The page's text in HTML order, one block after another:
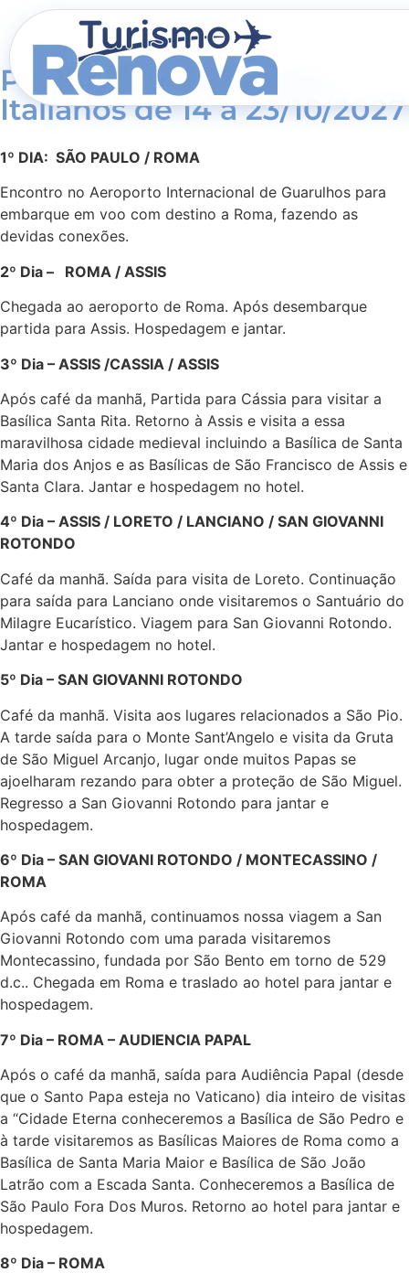
Pe. Joao Renan - Sant.
Italianos de 14 a 23/10/2027
1º DIA: SÃO PAULO / ROMA
Encontro no Aeroporto Internacional de Guarulhos para
embarque em voo com destino a Roma, fazendo as
devidas conexões.
2º Dia – ROMA / ASSIS
Chegada ao aeroporto de Roma. Após desembarque
partida para Assis. Hospedagem e jantar.
3º Dia – ASSIS /CASSIA / ASSIS
Após café da manhã, Partida para Cássia para visitar a
Basílica Santa Rita. Retorno à Assis e visita a essa
maravilhosa cidade medieval incluindo a Basílica de Santa
Maria dos Anjos e as Basílicas de São Francisco de Assis e
Santa Clara. Jantar e hospedagem no hotel.
4º Dia – ASSIS / LORETO / LANCIANO / SAN GIOVANNI
ROTONDO
Café da manhã. Saída para visita de Loreto. Continuação
para saída para Lanciano onde visitaremos o Santuário do
Milagre Eucarístico. Viagem para San Giovanni Rotondo.
Jantar e hospedagem no hotel.
5º Dia – SAN GIOVANNI ROTONDO
Café da manhã. Visita aos lugares relacionados a São Pio.
A tarde saída para o Monte Sant’Angelo e visita da Gruta
de São Miguel Arcanjo, lugar onde muitos Papas se
ajoelharam rezando para obter a proteção de São Miguel.
Regresso a San Giovanni Rotondo para jantar e
hospedagem.
6º Dia – SAN GIOVANI ROTONDO / MONTECASSINO /
ROMA
Após café da manhã, continuamos nossa viagem a San
Giovanni Rotondo com uma parada visitaremos
Montecassino, fundada por São Bento em torno de 529
d.c.. Chegada em Roma e traslado ao hotel para jantar e
hospedagem.
7º Dia – ROMA – AUDIENCIA PAPAL
Após o café da manhã, saída para Audiência Papal (desde
que o Santo Papa esteja no Vaticano) dia inteiro de visitas
a “Cidade Eterna conheceremos a Basílica de São Pedro e
à tarde visitaremos as Basílicas Maiores de Roma como a
Basílica de Santa Maria Maior e Basílica de São João
Latrão com a Escada Santa. Conheceremos a Basílica de
São Paulo Fora Dos Muros. Retorno ao hotel para jantar e
hospedagem.
8º Dia – ROMA